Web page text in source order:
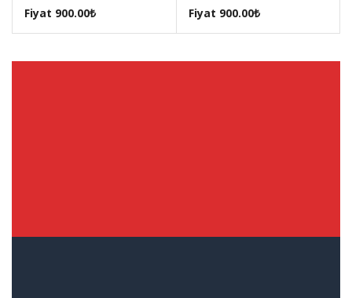
Fiyat 900.00₺ Fiyat 900.00₺